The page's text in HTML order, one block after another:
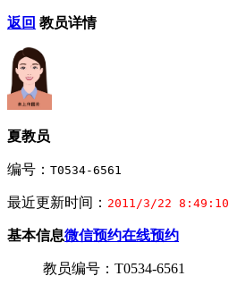
返回 教员详情
夏教员
编号： T0534-6561
最近更新时间： 2011/3/22 8:49:10
基本信息微信预约在线预约
教员编号：T0534-6561